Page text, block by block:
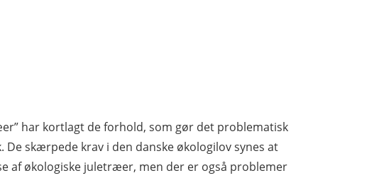
har kortlagt de forhold, som gør det problematisk
skærpede krav i den danske økologilov synes at
økologiske juletræer, men der er også problemer